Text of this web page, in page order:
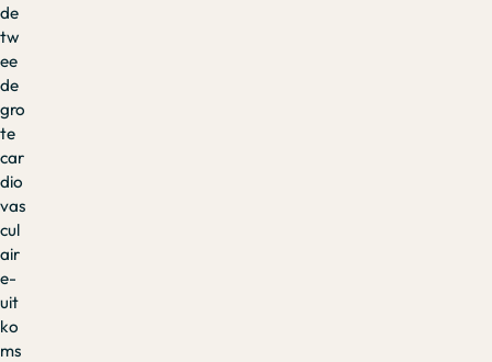
de
tw
ee
de
gro
te
car
dio
vas
cul
air
e-
uit
ko
ms